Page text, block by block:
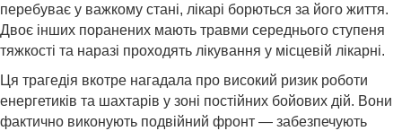
перебуває у важкому стані, лікарі борються за його життя.
Двоє інших поранених мають травми середнього ступеня
тяжкості та наразі проходять лікування у місцевій лікарні.
Ця трагедія вкотре нагадала про високий ризик роботи
енергетиків та шахтарів у зоні постійних бойових дій. Вони
фактично виконують подвійний фронт — забезпечують